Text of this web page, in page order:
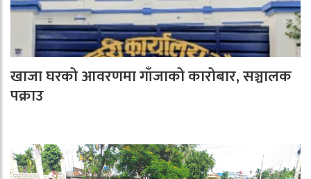
खाजा घरको आवरणमा गाँजाको कारोबार, सञ्चालक
पक्राउ